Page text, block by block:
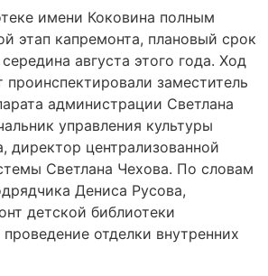
имени Коковина полным
этап капремонта, плановый срок
августа этого года. Ход
проинспектировали заместитель
администрации Светлана
управления культуры
директор централизованной
Светлана Чехова. По словам
Дениса Русова,
детской библиотеки
отделки внутренних